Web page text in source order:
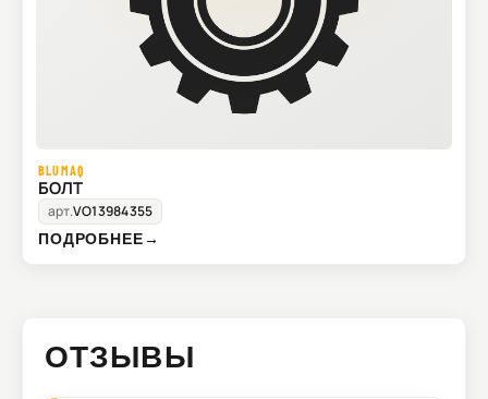
BLUMAQ
БОЛТ
арт.VO13984355
ПОДРОБНЕЕ→
ОТЗЫВЫ